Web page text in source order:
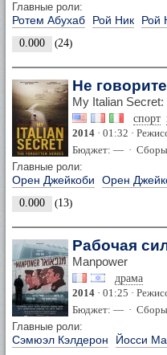
Главные роли:
Ротем Абухаб Рой Ник Рой
0.000 (24)
Не
My Italian
спорт
2014 · 01:32 ·
Бюджет: — ·
Главные роли:
Орен Джейкоби Орен
0.000 (13)
Рабочая
Manpower
драма
2014 · 01:25 ·
Бюджет: — ·
Главные роли:
Сэмюэл Кэлдерон Йосси